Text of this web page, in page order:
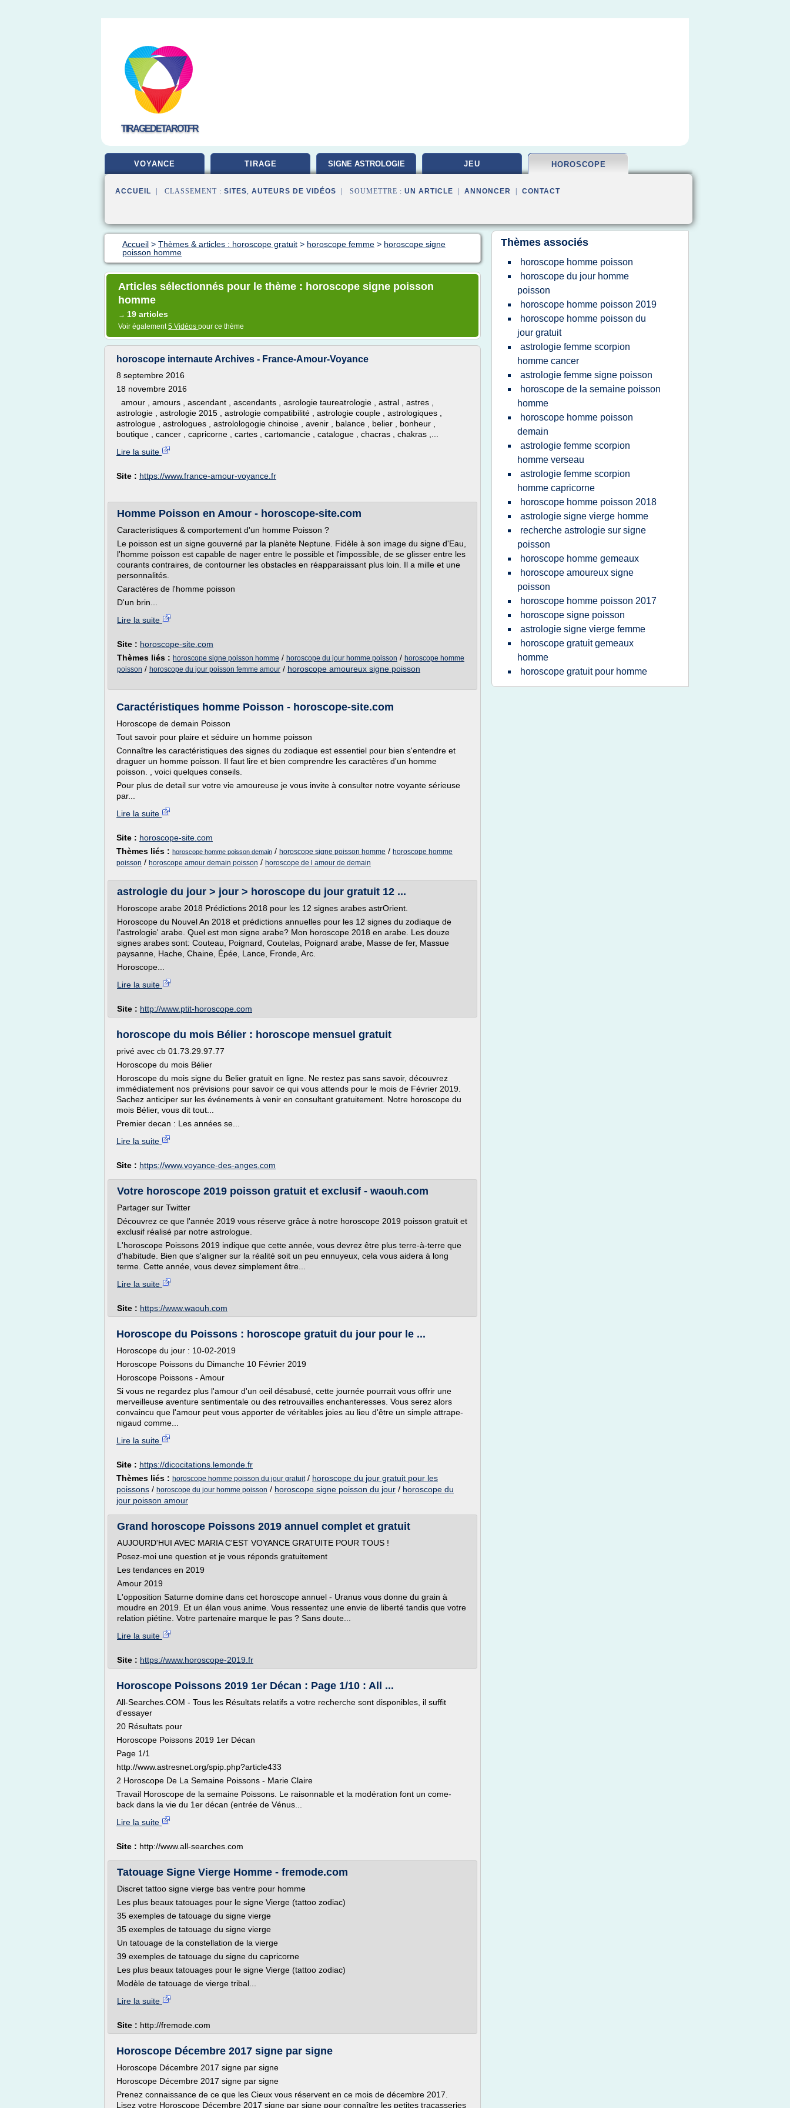
TIRAGEDETAROT.FR
VOYANCE TIRAGE SIGNE ASTROLOGIE JEU HOROSCOPE
ACCUEIL | CLASSEMENT : SITES, AUTEURS DE VIDÉOS | SOUMETTRE : UN ARTICLE ANNONCER CONTACT
Accueil > Thèmes & articles : horoscope gratuit > horoscope femme > horoscope signe
poisson homme
Articles sélectionnés pour le thème : horoscope signe poisson
homme
→ 19 articles
Voir également5 Vidéos pour ce thème
horoscope internaute Archives - France-Amour-Voyance
8 septembre 2016
18 novembre 2016
amour , amours , ascendant , ascendants , asrologie taureatrologie , astral , astres ,
astrologie , astrologie 2015 , astrologie compatibilité , astrologie couple , astrologiques ,
astrologue , astrologues , astrolologogie chinoise , avenir , balance , belier , bonheur ,
boutique , cancer , capricorne , cartes , cartomancie , catalogue , chacras , chakras ,...
Lire la suite
Site : https://www.france-amour-voyance.fr
Homme Poisson en Amour - horoscope-site.com
Caracteristiques & comportement d'un homme Poisson ?
Le poisson est un signe gouverné par la planète Neptune. Fidèle à son image du signe d'Eau,
l'homme poisson est capable de nager entre le possible et l'impossible, de se glisser entre les
courants contraires, de contourner les obstacles en réapparaissant plus loin. Il a mille et une
personnalités.
Caractères de l'homme poisson
D'un brin...
Lire la suite
Site : horoscope-site.com
Thèmes liés : horoscope signe poisson homme / horoscope du jour homme poisson / horoscope homme
poisson / horoscope du jour poisson femme amour / horoscope amoureux signe poisson
Caractéristiques homme Poisson - horoscope-site.com
Horoscope de demain Poisson
Tout savoir pour plaire et séduire un homme poisson
Connaître les caractéristiques des signes du zodiaque est essentiel pour bien s'entendre et
draguer un homme poisson. Il faut lire et bien comprendre les caractères d'un homme
poisson. , voici quelques conseils.
Pour plus de detail sur votre vie amoureuse je vous invite à consulter notre voyante sérieuse
par...
Lire la suite
Site : horoscope-site.com
Thèmes liés : horoscope homme poisson demain / horoscope signe poisson homme / horoscope homme
poisson / horoscope amour demain poisson / horoscope de l amour de demain
astrologie du jour > jour > horoscope du jour gratuit 12 ...
Horoscope arabe 2018 Prédictions 2018 pour les 12 signes arabes astrOrient.
Horoscope du Nouvel An 2018 et prédictions annuelles pour les 12 signes du zodiaque de
l'astrologie' arabe. Quel est mon signe arabe? Mon horoscope 2018 en arabe. Les douze
signes arabes sont: Couteau, Poignard, Coutelas, Poignard arabe, Masse de fer, Massue
paysanne, Hache, Chaine, Épée, Lance, Fronde, Arc.
Horoscope...
Lire la suite
Site : http://www.ptit-horoscope.com
horoscope du mois Bélier : horoscope mensuel gratuit
privé avec cb 01.73.29.97.77
Horoscope du mois Bélier
Horoscope du mois signe du Belier gratuit en ligne. Ne restez pas sans savoir, découvrez
immédiatement nos prévisions pour savoir ce qui vous attends pour le mois de Février 2019.
Sachez anticiper sur les événements à venir en consultant gratuitement. Notre horoscope du
mois Bélier, vous dit tout...
Premier decan : Les années se...
Lire la suite
Site : https://www.voyance-des-anges.com
Votre horoscope 2019 poisson gratuit et exclusif - waouh.com
Partager sur Twitter
Découvrez ce que l'année 2019 vous réserve grâce à notre horoscope 2019 poisson gratuit et
exclusif réalisé par notre astrologue.
L'horoscope Poissons 2019 indique que cette année, vous devrez être plus terre-à-terre que
d'habitude. Bien que s'aligner sur la réalité soit un peu ennuyeux, cela vous aidera à long
terme. Cette année, vous devez simplement être...
Lire la suite
Site : https://www.waouh.com
Horoscope du Poissons : horoscope gratuit du jour pour le ...
Horoscope du jour : 10-02-2019
Horoscope Poissons du Dimanche 10 Février 2019
Horoscope Poissons - Amour
Si vous ne regardez plus l'amour d'un oeil désabusé, cette journée pourrait vous offrir une
merveilleuse aventure sentimentale ou des retrouvailles enchanteresses. Vous serez alors
convaincu que l'amour peut vous apporter de véritables joies au lieu d'être un simple attrape-
nigaud comme...
Lire la suite
Site : https://dicocitations.lemonde.fr
Thèmes liés : horoscope homme poisson du jour gratuit/ horoscope du jour gratuit pour les
poissons / horoscope du jour homme poisson / horoscope signe poisson du jour / horoscope du
jour poisson amour
Grand horoscope Poissons 2019 annuel complet et gratuit
AUJOURD'HUI AVEC MARIA C'EST VOYANCE GRATUITE POUR TOUS !
Posez-moi une question et je vous réponds gratuitement
Les tendances en 2019
Amour 2019
L'opposition Saturne domine dans cet horoscope annuel - Uranus vous donne du grain à
moudre en 2019. Et un élan vous anime. Vous ressentez une envie de liberté tandis que votre
relation piétine. Votre partenaire marque le pas ? Sans doute...
Lire la suite
Site : https://www.horoscope-2019.fr
Horoscope Poissons 2019 1er Décan : Page 1/10 : All ...
All-Searches.COM - Tous les Résultats relatifs a votre recherche sont disponibles, il suffit
d'essayer
20 Résultats pour
Horoscope Poissons 2019 1er Décan
Page 1/1
http://www.astresnet.org/spip.php?article433
2 Horoscope De La Semaine Poissons - Marie Claire
Travail Horoscope de la semaine Poissons. Le raisonnable et la modération font un come-
back dans la vie du 1er décan (entrée de Vénus...
Lire la suite
Site : http://www.all-searches.com
Tatouage Signe Vierge Homme - fremode.com
Discret tattoo signe vierge bas ventre pour homme
Les plus beaux tatouages pour le signe Vierge (tattoo zodiac)
35 exemples de tatouage du signe vierge
35 exemples de tatouage du signe vierge
Un tatouage de la constellation de la vierge
39 exemples de tatouage du signe du capricorne
Les plus beaux tatouages pour le signe Vierge (tattoo zodiac)
Modèle de tatouage de vierge tribal...
Lire la suite
Site : http://fremode.com
Horoscope Décembre 2017 signe par signe
Horoscope Décembre 2017 signe par signe
Horoscope Décembre 2017 signe par signe
Prenez connaissance de ce que les Cieux vous réservent en ce mois de décembre 2017.
Lisez votre Horoscope Décembre 2017 signe par signe pour connaître les petites tracasseries
Thèmes associés
horoscope homme poisson
horoscope du jour homme
poisson
horoscope homme poisson 2019
horoscope homme poisson du
jour gratuit
astrologie femme scorpion
homme cancer
astrologie femme signe poisson
horoscope de la semaine poisson
homme
horoscope homme poisson
demain
astrologie femme scorpion
homme verseau
astrologie femme scorpion
homme capricorne
horoscope homme poisson 2018
astrologie signe vierge homme
recherche astrologie sur signe
poisson
horoscope homme gemeaux
horoscope amoureux signe
poisson
horoscope homme poisson 2017
horoscope signe poisson
astrologie signe vierge femme
horoscope gratuit gemeaux
homme
horoscope gratuit pour homme